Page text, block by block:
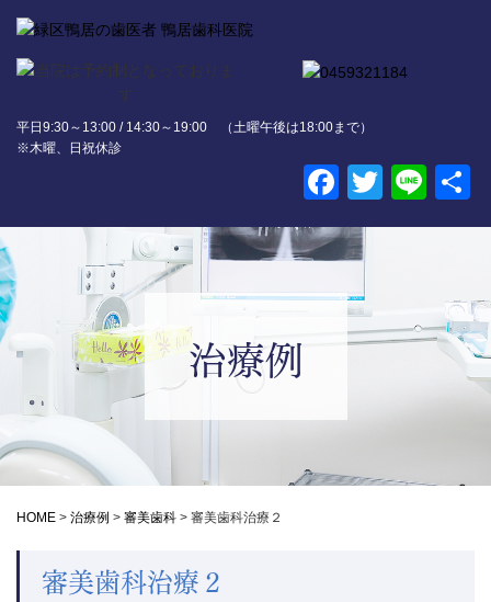
平日9:30～13:00 / 14:30～19:00 （土曜午後は18:00まで）
※木曜、日祝休診
Twitter
治療例
HOME > 治療例 > 審美歯科 > 審美歯科治療２
審美歯科治療２